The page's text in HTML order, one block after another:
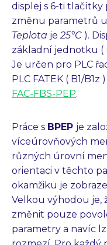
displej s 6-ti
změnu parametrů
Teplota je25°C ).
základní jednotku (
Je určen pro PLC
PLC FATEK ( B1/
FAC-FBS-PEP.
Práce s BPEP je
víceúrovňových
různých úrovní
orientaci v těchto
okamžiku je
Velkou výhodou je,
změnit pouze
parametry a navíc